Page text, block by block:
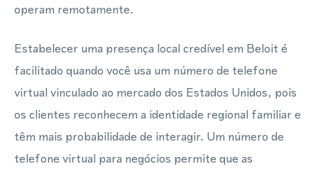
operam remotamente.
Estabelecer uma presença local credível em Beloit é
facilitado quando você usa um número de telefone
virtual vinculado ao mercado dos Estados Unidos, pois
os clientes reconhecem a identidade regional familiar e
têm mais probabilidade de interagir. Um número de
telefone virtual para negócios permite que as